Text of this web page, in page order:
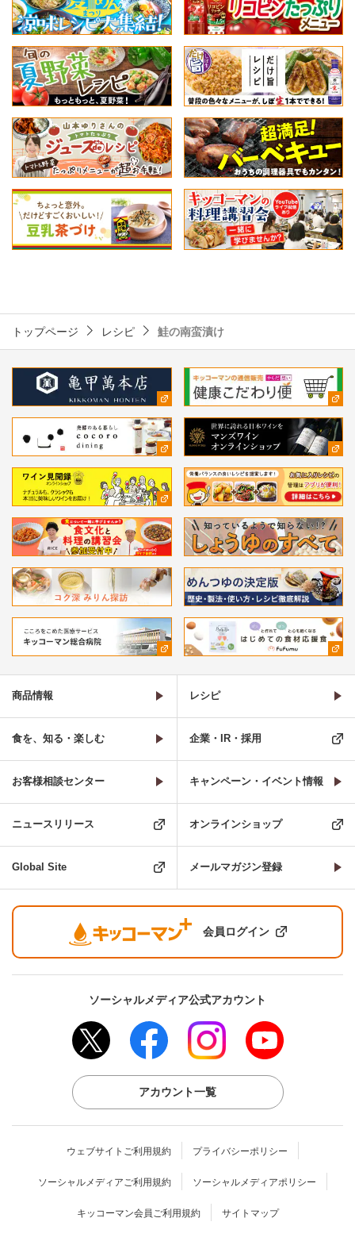
トップページ レシピ 鮭の南蛮漬け
商品情報 レシピ
食を、知る・楽しむ 企業・IR・採用
お客様相談センター キャンペーン・イベント情報
ニュースリリース オンラインショップ
Global Site メールマガジン登録
会員ログイン
ソーシャルメディア公式アカウント
アカウント一覧
ウェブサイトご利用規約 プライバシーポリシー
ソーシャルメディアご利用規約 ソーシャルメディアポリシー
キッコーマン会員ご利用規約 サイトマップ